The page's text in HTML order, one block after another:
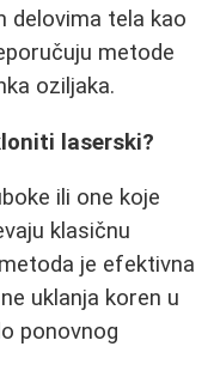
delovima tela kao
metode
oziljaka.
laserski?
ili one koje
klasičnu
je efektivna
uklanja koren u
ponovnog